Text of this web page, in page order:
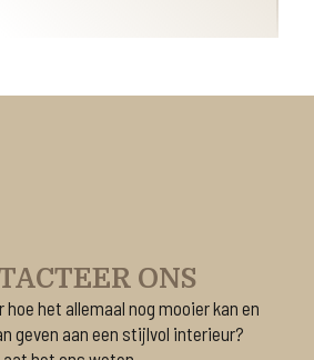
ONS
hoe het allemaal nog mooier kan en
geven aan een stijlvol interieur?